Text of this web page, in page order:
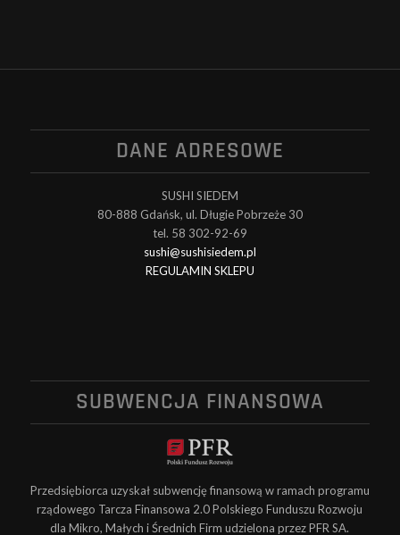
DANE ADRESOWE
SUSHI SIEDEM
80-888 Gdańsk, ul. Długie Pobrzeże 30
tel. 58 302-92-69
sushi@sushisiedem.pl
REGULAMIN SKLEPU
SUBWENCJA FINANSOWA
Przedsiębiorca uzyskał subwencję finansową w ramach programu
rządowego Tarcza Finansowa 2.0 Polskiego Funduszu Rozwoju
dla Mikro, Małych i Średnich Firm udzielona przez PFR SA.